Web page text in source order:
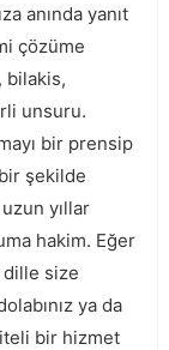
anında yanıt
çözüme
bilakis,
unsuru.
bir prensip
şekilde
yıllar
hakim. Eğer
dille size
ya da
bir hizmet